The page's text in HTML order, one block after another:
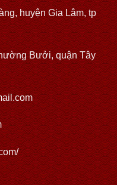
huyện Gia Lâm, tp
Bưởi, quận Tây